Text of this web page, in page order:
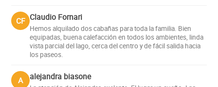
CF Claudio Fornari
Hemos alquilado dos cabañas para toda la familia. Bien
equipadas, buena calefacción en todos los ambientes, linda
vista parcial del lago, cerca del centro y de fácil salida hacia
los paseos.
A alejandra biasone